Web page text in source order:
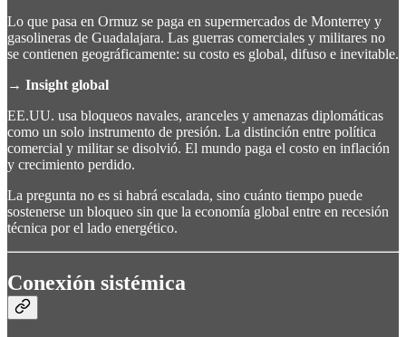
Lo que pasa en Ormuz se paga en supermercados de Monterrey y
gasolineras de Guadalajara. Las guerras comerciales y militares no
se contienen geográficamente: su costo es global, difuso e inevitable.
→ Insight global
EE.UU. usa bloqueos navales, aranceles y amenazas diplomáticas
como un solo instrumento de presión. La distinción entre política
comercial y militar se disolvió. El mundo paga el costo en inflación
y crecimiento perdido.
La pregunta no es si habrá escalada, sino cuánto tiempo puede
sostenerse un bloqueo sin que la economía global entre en recesión
técnica por el lado energético.
Conexión sistémica